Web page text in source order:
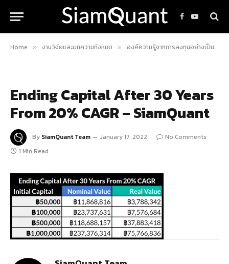
Facebook
YouTube
Home » งานวิจัยและบทความทั้งหมด » องค์ความรู้จากการลงทุนอย่างเป็นระบบ
Ending Capital After 30 Years
From 20% CAGR – SiamQuant
By SiamQuant Team January 17, 2022
No Comments
1 Min Read